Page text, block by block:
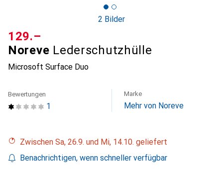
2 Bilder
Noreve Lederschutzhülle
Microsoft Surface Duo
CHF
129.–
1
Bewertungen Marke
Mehr von Noreve
Zwischen Sa, 26.9. und Mi, 14.10. geliefert
Benachrichtigen, wenn schneller verfügbar